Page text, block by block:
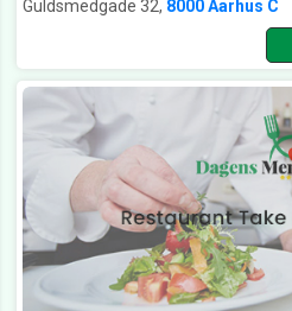
Guldsmedgade 32, 8000 Aarhus C